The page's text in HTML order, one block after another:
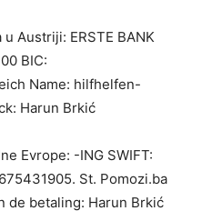
Austriji: ERSTE BANK
BIC:
Name: hilfhelfen-
Harun Brkić
Evrope: -ING SWIFT:
St. Pomozi.ba
de betaling: Harun Brkić